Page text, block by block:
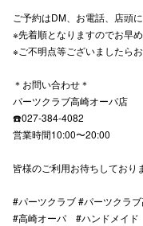
ご予約はDM、お電話、店頭
※先着順となりますのでお早
※ご不明点等ございましたら
＊お問い合わせ＊
パーツクラブ高崎オーパ店
☎️027-384-4082
営業時間10:00〜20:00
皆様のご利用お待ちしており
#パーツクラブ #パーツクラ
#高崎オーパ #ハンドメイド